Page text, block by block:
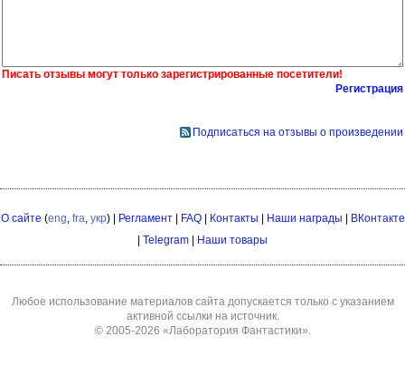
Писать отзывы могут только зарегистрированные посетители!
Регистрация
Подписаться на отзывы о произведении
О сайте (eng fra укр) | Регламент| FAQ| Контакты | Наши награды | ВКонтакте
| Telegram | Наши товары
Любое использование материалов сайта допускается только с указанием
активной ссылки на источник.
© 2005-2026 «Лаборатория Фантастики»